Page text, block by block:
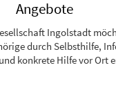
Angebote
Ingolstadt
durch Selbsthilfe,
konkrete Hilfe vor Ort